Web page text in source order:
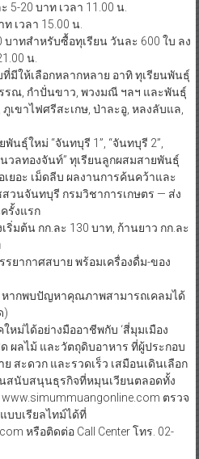
5-20 บาท เวลา 11.00 น.
เวลา 15.00 น.
บาทสำหรับซื้อทุเรียน วันละ 600 ใบ ลง
น.
มีให้เลือกหลากหลาย อาทิ ทุเรียนพันธุ์
รณ, กำปั่นขาว, พวงมณี ฯลฯ และพันธุ์
เขาไฟศรีสะเกษ, ป่าละอู, หลงลับแล,
ธุ์ใหม่ “จันทบุรี 1”, “จันทบุรี 2”,
นวลทองจันท์” ทุเรียนลูกผสมสายพันธุ์
ยอะ เม็ดลีบ ผลงานการค้นคว้าและ
วนจันทบุรี กรมวิชาการเกษตร — ส่ง
รั้งแรก
มต้น กก.ละ 130 บาท, ก้านยาว กก.ละ
ยากาศสบาย พร้อมเครื่องดื่ม-ของ
ากพบปัญหาคุณภาพสามารถเคลมได้
)
หม่ได้อย่างมืออาชีพกับ ‘สี่มุมเมือง
ผลไม้ และวัตถุดิบอาหาร ที่ผู้ประกอบ
สะดวก และรวดเร็ว เสมือนเดินเลือก
สนับสนุนธุรกิจที่หมุนเวียนตลอดทั้ง
ตรวจ
บบเรียลไทม์ได้ที่
หรือติดต่อ Call Center โทร. 02-